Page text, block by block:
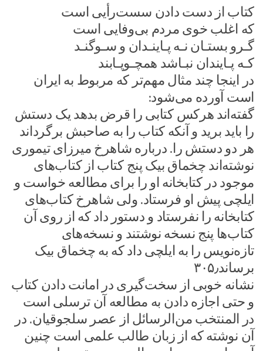
کتاب از دست دادن سست‌رأیی است
که اغلب خوی مردم بی‌وفایی است
گـرو بستـان نـه پـاینـدان و سـوگنـد
کـه پـایندان نبـاشد همچـوپـابند
در اینجا چند مثال مهم‌تر که مربوط به ایران
است آورده می‌شود:
گفته‌اند هرکس کتابی را قرض بدهد یک دستش
را باید برید و آنکه کتاب را به صاحبش برگرداند
هر دو دستش را. درباره شاهرخ میرزای تیموری
نوشته‌اند چخماق بیک پنج کتاب از کتاب‌های
موجود در کتابخانه او را برای مطالعه خواست و
ایلچی پیش او فرستاد. ولی شاهرخ کتاب‌های
کتابخانه را نفرستاد و دستور داد که از روی آن
کتاب‌ها پنج نسخه نوشتند و نسخه‌های
تازه‌نویس را به ایلچی داد که به چخماق بیک
برساند۳۰۵٫
نشانه خوبی از سخت‌گیری در امانت دادن کتاب
و حتی اجازه دادن به مطالعه آن ترسلی است
در المنتخب من‌الرسائل از عصر سلجوقیان. در
آن نوشته که از زبان طالب علمی است چنین